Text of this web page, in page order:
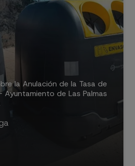
la Anulación de la Tasa de
de Las Palmas